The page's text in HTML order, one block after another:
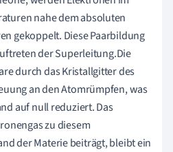
nahe dem absoluten
gekoppelt. Diese Paarbildung
der Superleitung.Die
durch das Kristallgitter des
an den Atomrümpfen, was
auf null reduziert. Das
zu diesem
der Materie beiträgt, bleibt ein